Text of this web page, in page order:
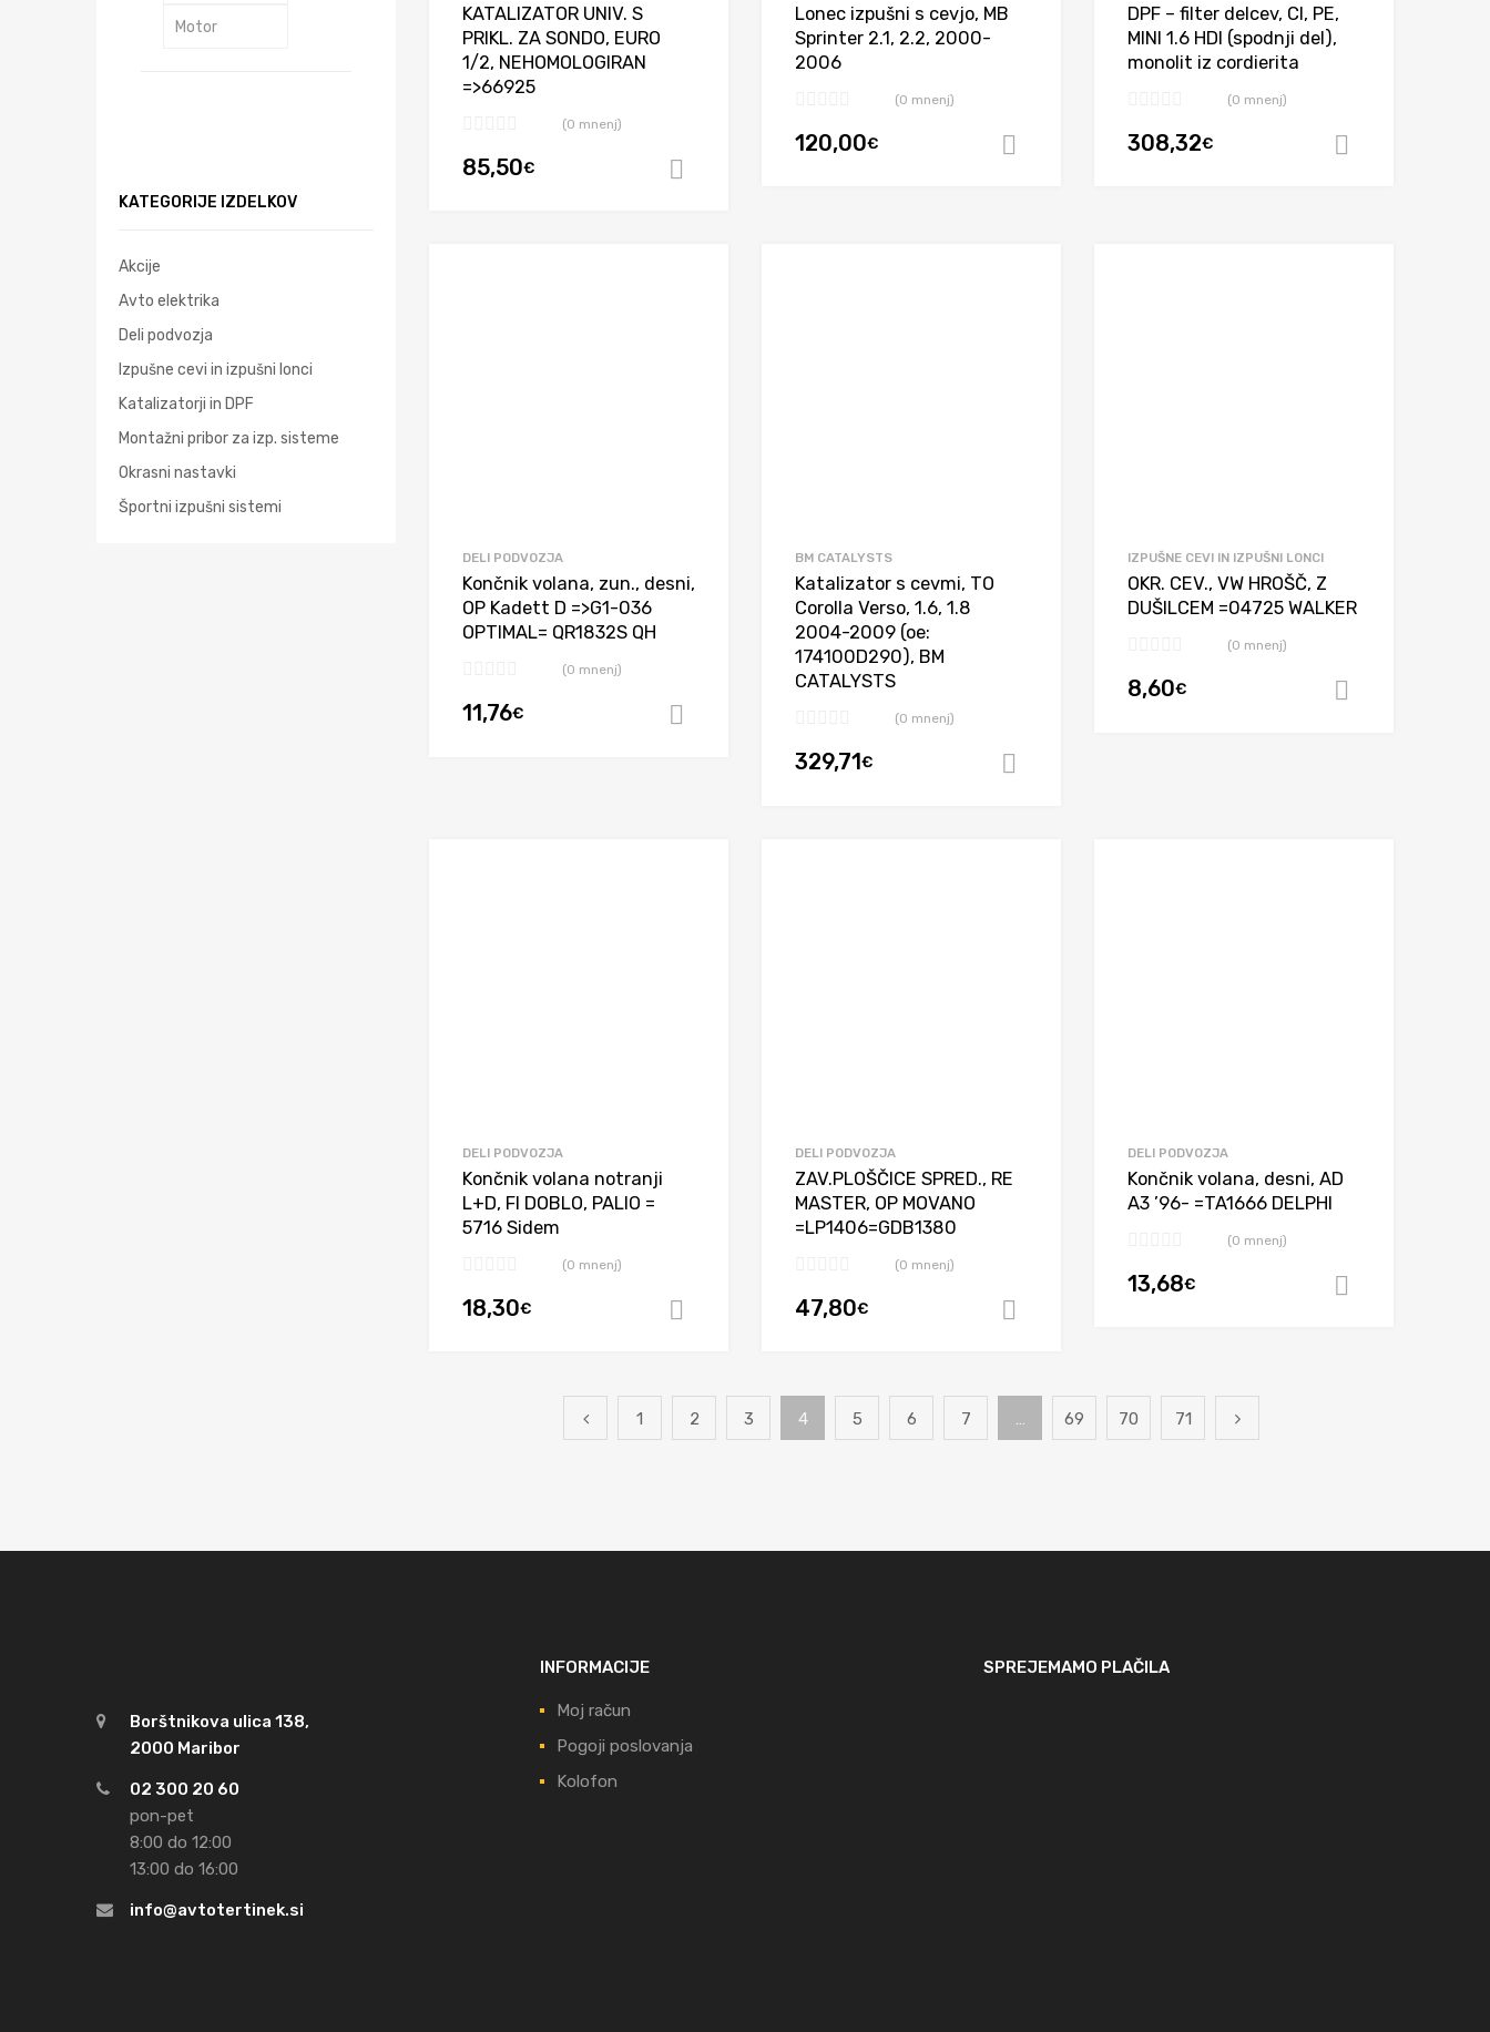
KATALIZATOR UNIV. S
PRIKL. ZA SONDO, EURO
1/2, NEHOMOLOGIRAN
=>66925
(0 mnenj)
85,50€
Lonec izpušni s cevjo, MB
Sprinter 2.1, 2.2, 2000-
2006
(0 mnenj)
120,00€ Dodaj v košarico
DPF – filter delcev, CI, PE,
MINI 1.6 HDI (spodnji del),
monolit iz cordierita
(0 mnenj)
308,32€
DELI PODVOZJA
Končnik volana, zun., desni,
OP Kadett D =>G1-036
OPTIMAL= QR1832S QH
(0 mnenj)
11,76€
BM CATALYSTS
Katalizator s cevmi, TO
Corolla Verso, 1.6, 1.8
2004-2009 (oe:
174100D290), BM
CATALYSTS
(0 mnenj)
329,71 €
IZPUŠNE CEVI IN IZPUŠNI LONCI
OKR. CEV., VW HROŠČ, Z
DUŠILCEM =04725 WALKER
(0 mnenj)
8,60€
DELI PODVOZJA
Končnik volana notranji
L+D, FI DOBLO, PALIO =
5716 Sidem
(0 mnenj)
18,30€ Dodaj v košarico
DELI PODVOZJA
ZAV.PLOŠČICE SPRED., RE
MASTER, OP MOVANO
=LP1406=GDB1380
(0 mnenj)
47,80€
DELI PODVOZJA
Končnik volana, desni, AD
A3 ’96- =TA1666 DELPHI
(0 mnenj)
13,68€
1 2 3 4 5 6 7 … 69 70 71
KATEGORIJE IZDELKOV
Akcije
Avto elektrika
Deli podvozja
Izpušne cevi in izpušni lonci
Katalizatorji in DPF
Montažni pribor za izp. sisteme
Okrasni nastavki
Športni izpušni sistemi
Borštnikova ulica 138,
2000 Maribor
02 300 20 60
pon-pet
8:00 do 12:00
13:00 do 16:00
info@avtotertinek.si
INFORMACIJE
Moj račun
Pogoji poslovanja
Kolofon
SPREJEMAMO PLAČILA